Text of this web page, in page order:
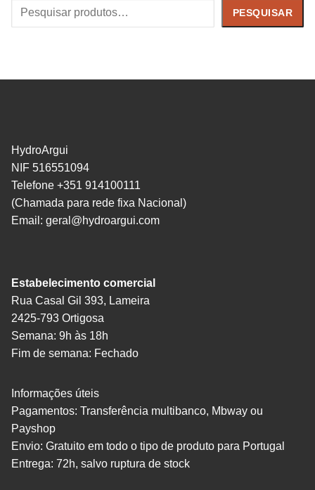
Pesquisar PESQUISAR
HydroArgui
NIF 516551094
Telefone +351 914100111
(Chamada para rede fixa Nacional)
Email: geral@hydroargui.com
Estabelecimento comercial
Rua Casal Gil 393, Lameira
2425-793 Ortigosa
Semana: 9h às 18h
Fim de semana: Fechado
Informações úteis
Pagamentos: Transferência multibanco, Mbway ou
Payshop
Envio: Gratuito em todo o tipo de produto para Portugal
Entrega: 72h, salvo ruptura de stock